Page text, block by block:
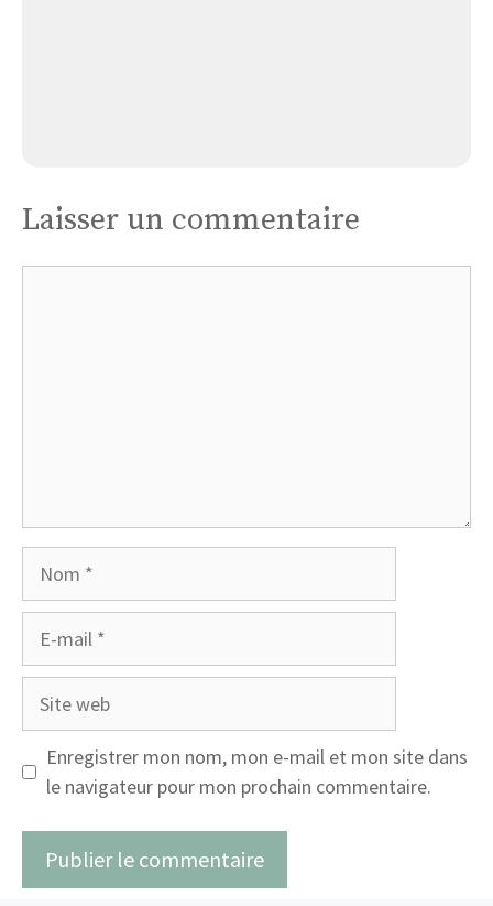
Laisser un commentaire
Site
Enregistrer mon nom, mon e-mail et mon site dans
le navigateur pour mon prochain commentaire.